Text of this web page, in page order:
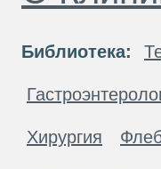
Библиотека:
Хирургия